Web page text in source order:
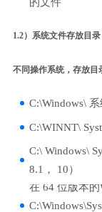
1.2）系统文件存放目录
不同操作系统，存放目
C:\Windows\ 系
C:\WINNT\
C:\ Windows\
8.1， 10）
在 64 位版本